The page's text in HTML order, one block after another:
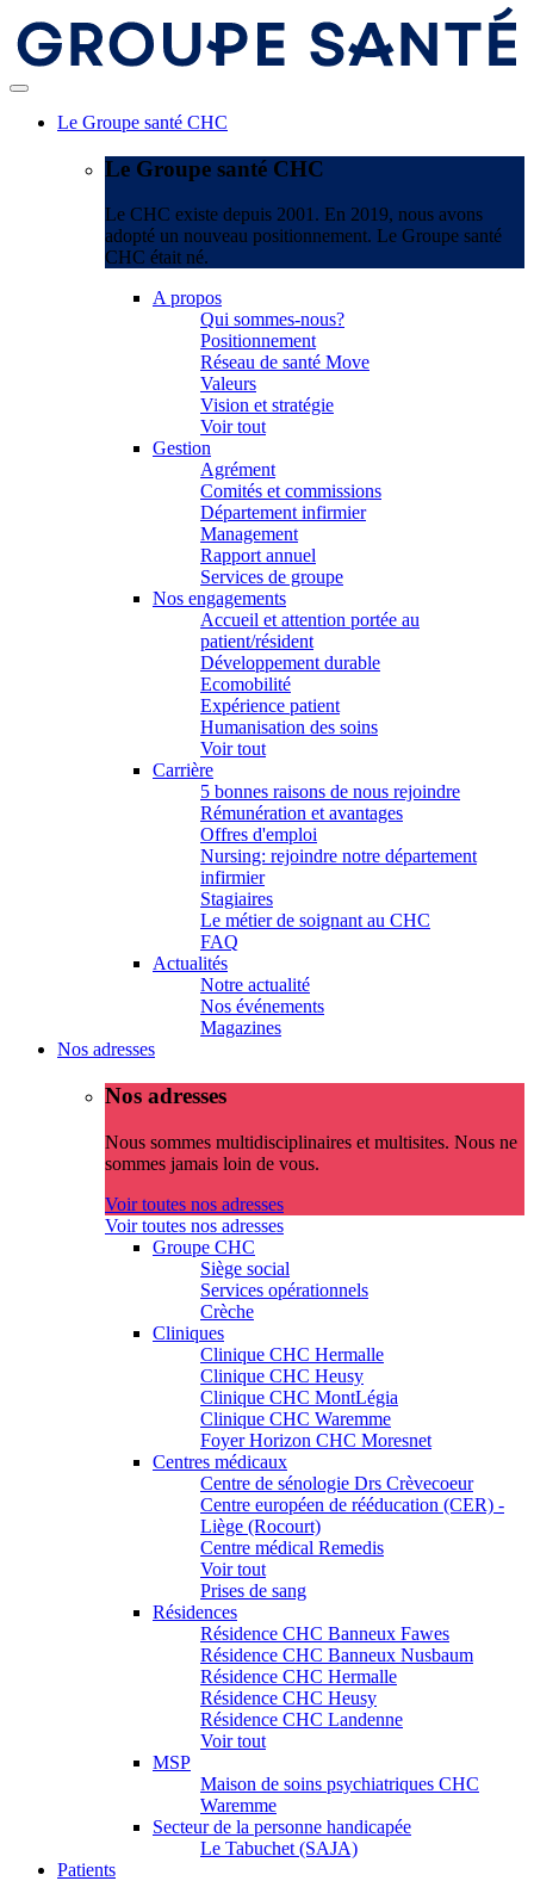
Le Groupe santé CHC
Le Groupe santé CHC
Le CHC existe depuis 2001. En 2019, nous avons
adopté un nouveau positionnement. Le Groupe santé
CHC était né.
A propos
Qui sommes-nous?
Positionnement
Réseau de santé Move
Valeurs
Vision et stratégie
Voir tout
Gestion
Agrément
Comités et commissions
Département infirmier
Management
Rapport annuel
Services de groupe
Nos engagements
Accueil et attention portée au
patient/résident
Développement durable
Ecomobilité
Expérience patient
Humanisation des soins
Voir tout
Carrière
5 bonnes raisons de nous rejoindre
Rémunération et avantages
Offres d'emploi
Nursing: rejoindre notre département
infirmier
Stagiaires
Le métier de soignant au CHC
FAQ
Actualités
Notre actualité
Nos événements
Magazines
Nos adresses
Nos adresses
Nous sommes multidisciplinaires et multisites. Nous ne
sommes jamais loin de vous.
Voir toutes nos adresses
Voir toutes nos adresses
Groupe CHC
Siège social
Services opérationnels
Crèche
Cliniques
Clinique CHC Hermalle
Clinique CHC Heusy
Clinique CHC MontLégia
Clinique CHC Waremme
Foyer Horizon CHC Moresnet
Centres médicaux
Centre de sénologie Drs Crèvecoeur
Centre européen de rééducation (CER) -
Liège (Rocourt)
Centre médical Remedis
Voir tout
Prises de sang
Résidences
Résidence CHC Banneux Fawes
Résidence CHC Banneux Nusbaum
Résidence CHC Hermalle
Résidence CHC Heusy
Résidence CHC Landenne
Voir tout
MSP
Maison de soins psychiatriques CHC
Waremme
Secteur de la personne handicapée
Le Tabuchet (SAJA)
Patients